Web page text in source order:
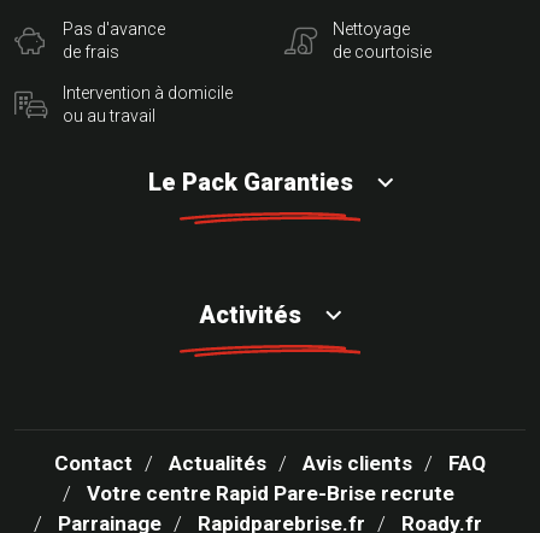
Pas d'avance
de frais
Intervention à domicile
ou au travail
Nettoyage
de courtoisie
Le Pack Garanties
Activités
Contact Actualités Avis clients
FAQ
Votre centre Rapid Pare-Brise recrute
Parrainage
Rapidparebrise.fr Roady.fr